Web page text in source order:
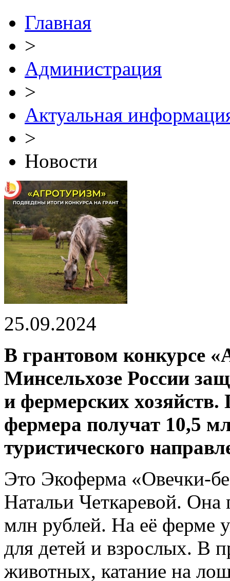
Главная
>
Администрация
>
Актуальная
>
Новости
25.09.2024
В грантовом конкурсе
Минсельхозе России
и фермерских
фермера получат 10,5
туристического
Это Экоферма «Овечки-
Натальи Четкаревой. Она
млн рублей. На её ферме
для детей и взрослых. В
животных, катание на